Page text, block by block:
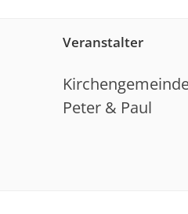
Veranstalter
Peter & Paul